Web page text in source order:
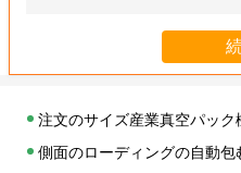
注文のサイズ産業真空パッ
側面のローディングの自動包